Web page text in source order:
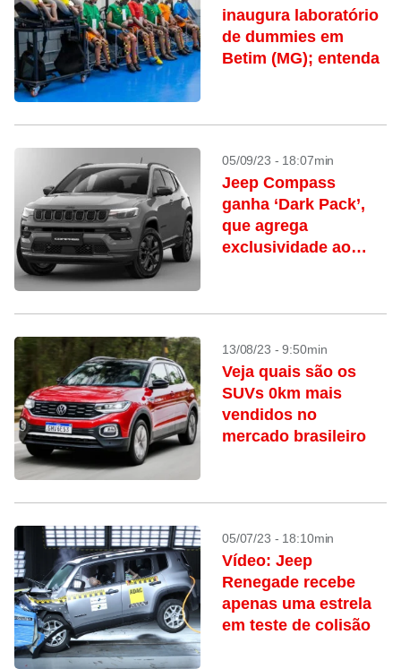
inaugura laboratório
de dummies em
Betim (MG); entenda
05/09/23 - 18:07min
Jeep Compass
ganha ‘Dark Pack’,
que agrega
exclusividade ao
13/08/23 - 9:50min
Veja quais são os
SUVs 0km mais
vendidos no
mercado brasileiro
05/07/23 - 18:10min
Vídeo: Jeep
Renegade recebe
apenas uma estrela
em teste de colisão